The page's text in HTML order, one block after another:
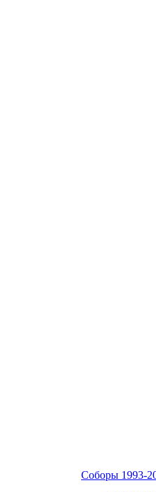
Соборы 1993-